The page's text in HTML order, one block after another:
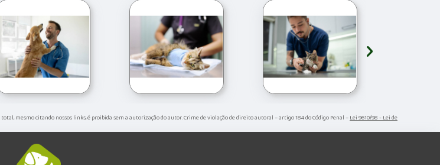
›
mesmo citando nossos links, é proibida sem a autorização do autor. Crime de violação de direito autoral – artigo 184 do Código Penal –Lei 9610/98 - Lei de